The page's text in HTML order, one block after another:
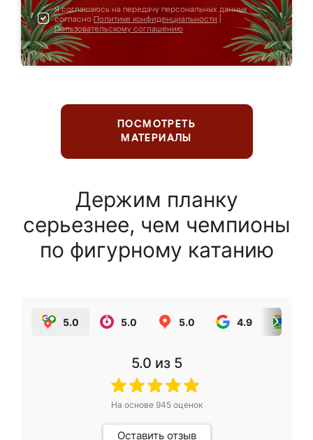
Я соглашаюсь на передачу персональных данных
согласно Политике конфиденциальности
Пользовательскому соглашению
ПОСМОТРЕТЬ
МАТЕРИАЛЫ
Держим планку
серьезнее, чем чемпионы
по фигурному катанию
5.0 5.0 5.0 4.9
5.0 из 5
На основе 945оценок
Оставить отзыв